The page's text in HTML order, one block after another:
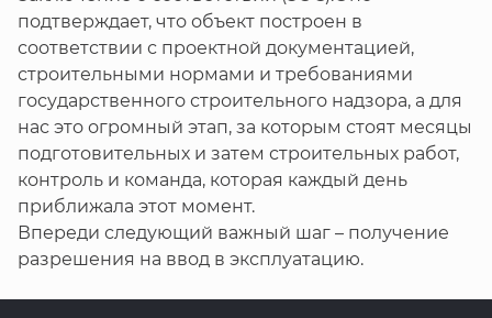
подтверждает, что объект построен в
соответствии с проектной документацией,
строительными нормами и требованиями
государственного строительного надзора, а для
нас это огромный этап, за которым стоят месяцы
подготовительных и затем строительных работ,
контроль и команда, которая каждый день
приближала этот момент.
Впереди следующий важный шаг – получение
разрешения на ввод в эксплуатацию.